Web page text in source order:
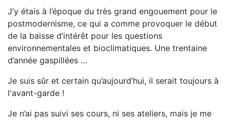
J’y étais à l’époque du très grand engouement pour le
postmodernisme, ce qui a comme provoquer le début
de la baisse d’intérêt pour les questions
environnementales et bioclimatiques. Une trentaine
d’année gaspillées …
Je suis sûr et certain qu’aujourd’hui, il serait toujours à
l'avant-garde !
Je n’ai pas suivi ses cours, ni ses ateliers, mais je me